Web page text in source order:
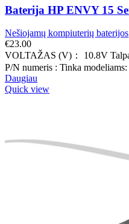
Baterija HP ENVY 15
Nešiojamų kompiuterių baterijos
€23.00
VOLTAŽAS (V)： 10.8V
P/N numeris : Tinka modeliams:
Daugiau
Quick view